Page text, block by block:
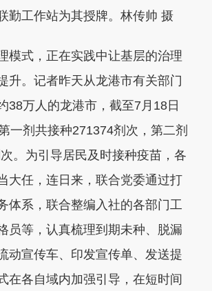
勤工作站为其授牌。林传帅 摄
式，正在实践中让基层的治理
升。记者昨天从龙港市有关部门
38万人的龙港市，截至7月18日
一剂共接种271374剂次，第二剂
。为引导居民及时接种疫苗，各
大任，连日来，联合党委通过打
体系，联合整编入社的各部门工
员等，认真梳理到期未种、脱漏
动宣传车、印发宣传单、发送提
在各自域内加强引导，在短时间